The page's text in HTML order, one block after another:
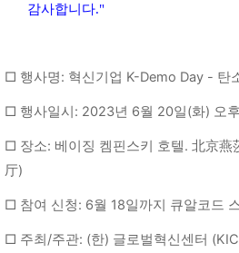
감사합니다."
□ 행사명: 혁신기업 K-Demo Day - 탄
□ 행사일시: 2023년 6월 20일(화) 오
□ 장소: 베이징 켐핀스키 호텔. 北京燕
厅)
□ 참여 신청: 6월 18일까지 큐알코드
□ 주최/주관: (한) 글로벌혁신센터